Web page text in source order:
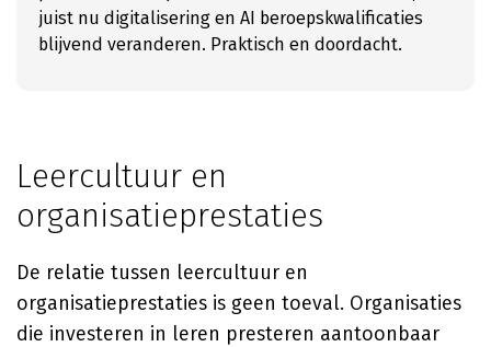
juist nu digitalisering en AI beroepskwalificaties
blijvend veranderen. Praktisch en doordacht.
Leercultuur en
organisatieprestaties
De relatie tussen leercultuur en
organisatieprestaties is geen toeval. Organisaties
die investeren in leren presteren aantoonbaar